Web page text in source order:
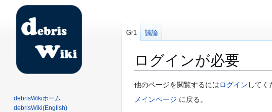
ログインが必要
ナ
ビ
検
索
他のページを閲覧するにはログイン してく
メインページ に戻る。
Gr1 議論
debrisWikiホーム
debrisWiki(English)